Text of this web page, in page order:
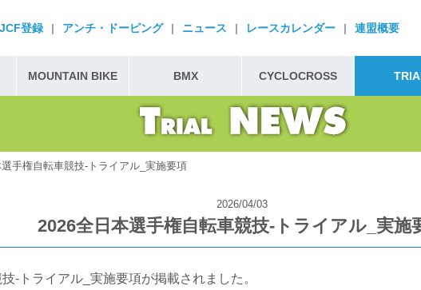
JCF登録 | アンチ・ドーピング | ニュース | レースカレンダー | 連盟概要
MOUNTAIN BIKE BMX CYCLOCROSS
手権自転車競技-トライアル_実施要項
2026/04/03
2026全日本選手権自転車競技-トライアル_実施
-トライアル_実施要項が掲載されました。